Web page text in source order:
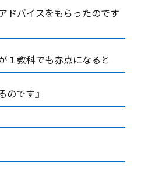
ドバイスをもらったのです
１教科でも赤点になると
のです』